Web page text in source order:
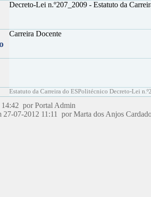
Decreto-Lei n.º207_2009 - Estatuto da
Carreira Docente
Estatuto da Carreira do ESPolitécnico Decreto-Lei
por Portal Admin
27-07-2012 11:11 por Marta dos Anjos